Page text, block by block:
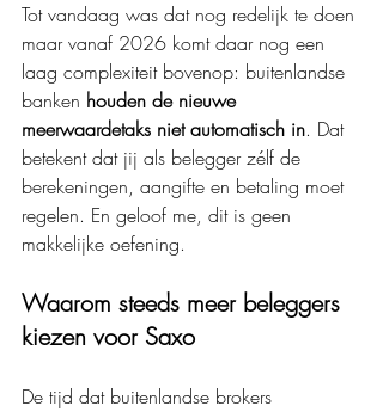
Tot vandaag was dat nog redelijk te doen
maar vanaf 2026 komt daar nog een
laag complexiteit bovenop: buitenlandse
banken houden de nieuwe
meerwaardetaks niet automatisch in. Dat
betekent dat jij als belegger zélf de
berekeningen, aangifte en betaling moet
regelen. En geloof me, dit is geen
makkelijke oefening.
Waarom steeds meer beleggers
kiezen voor Saxo
De tijd dat buitenlandse brokers